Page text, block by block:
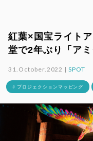
紅葉×国宝ライト
堂で2年ぶり「ア
31.October.2022 |SPOT
# プロジェクションマッピング